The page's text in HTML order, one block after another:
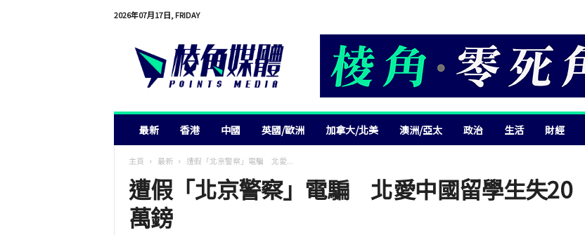
2026年07月17日, FRIDAY
最新 香港 中國 英國/歐洲 加拿大/北美 澳洲/亞太 政治 生活 財經
主頁 最新 遭假「北京警察」電騙 北愛...
遭假「北京警察」電騙 北愛中國留學生失20
萬鎊